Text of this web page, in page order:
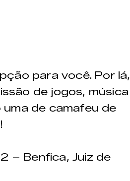
para você. Por lá,
de jogos, música
de camafeu de
– Benfica, Juiz de